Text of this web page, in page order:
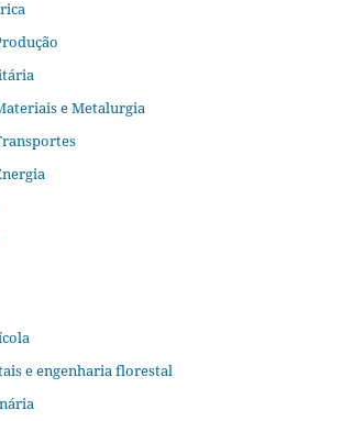
e Metalurgia
e engenharia florestal